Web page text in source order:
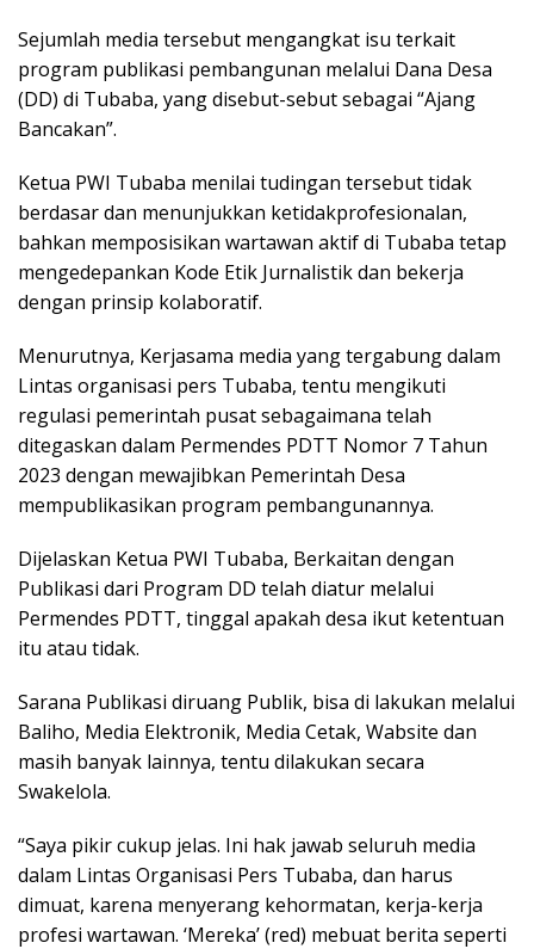
Sejumlah media tersebut mengangkat isu terkait
program publikasi pembangunan melalui Dana Desa
(DD) di Tubaba, yang disebut-sebut sebagai “Ajang
Bancakan”.
Ketua PWI Tubaba menilai tudingan tersebut tidak
berdasar dan menunjukkan ketidakprofesionalan,
bahkan memposisikan wartawan aktif di Tubaba tetap
mengedepankan Kode Etik Jurnalistik dan bekerja
dengan prinsip kolaboratif.
Menurutnya, Kerjasama media yang tergabung dalam
Lintas organisasi pers Tubaba, tentu mengikuti
regulasi pemerintah pusat sebagaimana telah
ditegaskan dalam Permendes PDTT Nomor 7 Tahun
2023 dengan mewajibkan Pemerintah Desa
mempublikasikan program pembangunannya.
Dijelaskan Ketua PWI Tubaba, Berkaitan dengan
Publikasi dari Program DD telah diatur melalui
Permendes PDTT, tinggal apakah desa ikut ketentuan
itu atau tidak.
Sarana Publikasi diruang Publik, bisa di lakukan melalui
Baliho, Media Elektronik, Media Cetak, Wabsite dan
masih banyak lainnya, tentu dilakukan secara
Swakelola.
“Saya pikir cukup jelas. Ini hak jawab seluruh media
dalam Lintas Organisasi Pers Tubaba, dan harus
dimuat, karena menyerang kehormatan, kerja-kerja
profesi wartawan. ‘Mereka’ (red) mebuat berita seperti